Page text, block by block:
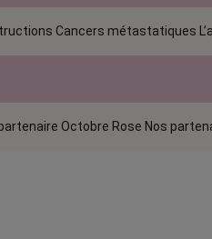
Cancers métastatiques
Octobre Rose Nos